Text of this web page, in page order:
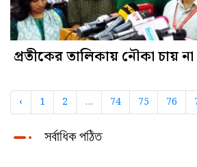
প্রতীকের তালিকায় নৌকা চায়
‹ 1 2 ... 74 75 76
সর্বাধিক পঠিত